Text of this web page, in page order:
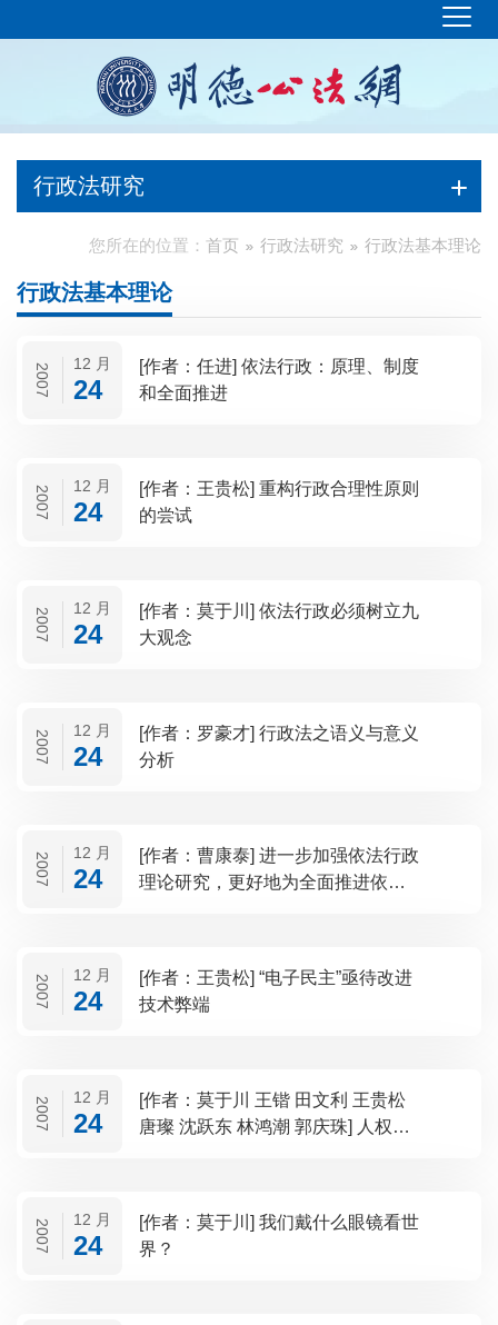
行政法研究
您所在的位置： 首页 行政法研究 行政法基本理论
行政法基本理论
2007 12 月
24
[作者：任进] 依法行政：原理、制度
和全面推进
2007 12 月
24
[作者：王贵松] 重构行政合理性原则
的尝试
2007 12 月
24
[作者：莫于川] 依法行政必须树立九
大观念
2007 12 月
24
[作者：罗豪才] 行政法之语义与意义
分析
2007 12 月
24
[作者：曹康泰] 进一步加强依法行政
理论研究，更好地为全面推进依法
2007 12 月
24
[作者：王贵松] “电子民主”亟待改进
技术弊端
2007 12 月
24
[作者：莫于川 王锴 田文利 王贵松
唐璨 沈跃东 林鸿潮 郭庆珠] 人权入
2007 12 月
24
[作者：莫于川] 我们戴什么眼镜看世
界？